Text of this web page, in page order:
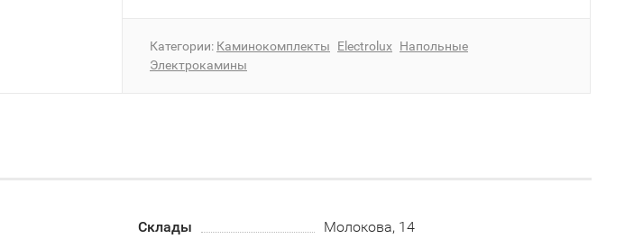
Категории: Каминокомплекты Electrolux Напольные
Электрокамины
Склады
Молокова, 14